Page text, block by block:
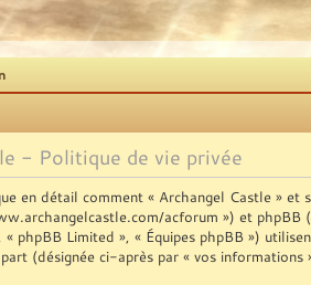
- Politique de vie privée
en détail comment « Archangel Castle » et
acforum ») et phpBB
phpBB Limited », « Équipes phpBB »)
(désignée ci-après par « vos informations